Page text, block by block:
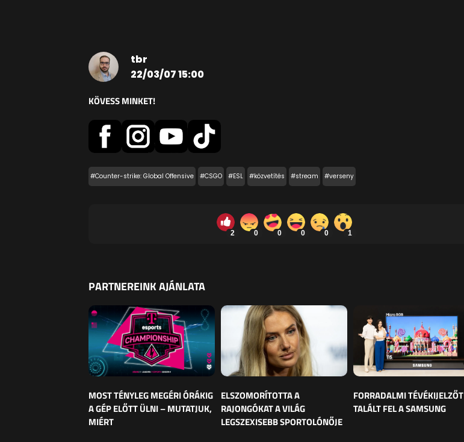
tbr
22/03/07 15:00
KÖVESS MINKET!
#Counter-strike: Global Offensive #CSGO #ESL #közvetítés #stream #verseny
2 0 0 0 0 1
PARTNEREINK AJÁNLATA
MOST TÉNYLEG MEGÉRI ÓRÁKIG
A GÉP ELŐTT ÜLNI – MUTATJUK,
MIÉRT
ELSZOMORÍTOTTA A
RAJONGÓKAT A VILÁG
LEGSZEXISEBB SPORTOLÓNŐJE
FORRADALMI TÉVÉKIJELZŐT
TALÁLT FEL A SAMSUNG